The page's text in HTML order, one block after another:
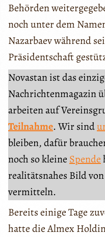
Behörden
noch unter dem
Nazarbaev während
Präsidentschaft
Novastan ist das
Nachrichtenmagazin
arbeiten auf
Teilnahme. Wir sind
bleiben, dafür
noch so kleine Spende
realitätsnahes Bild
vermitteln.
Bereits einige Tage
hatte die Almex